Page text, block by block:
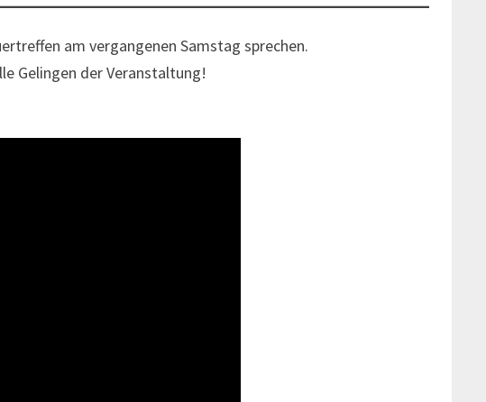
am vergangenen Samstag sprechen.
Gelingen der Veranstaltung!